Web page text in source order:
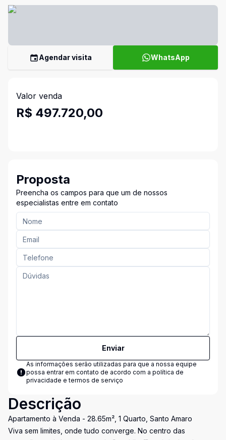
Agendar visita WhatsApp
Valor venda
R$ 497.720,00
Proposta
Preencha os campos para que um de nossos
especialistas entre em contato
Enviar
As informações serão utilizadas para que a nossa equipe
possa entrar em contato de acordo com a política de
privacidade e termos de serviço
Descrição
Apartamento à Venda - 28.65m², 1 Quarto, Santo Amaro
Viva sem limites, onde tudo converge. No centro das